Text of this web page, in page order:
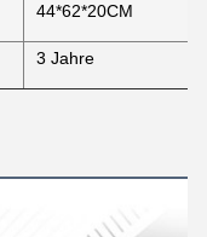
44*62*20CM
3 Jahre